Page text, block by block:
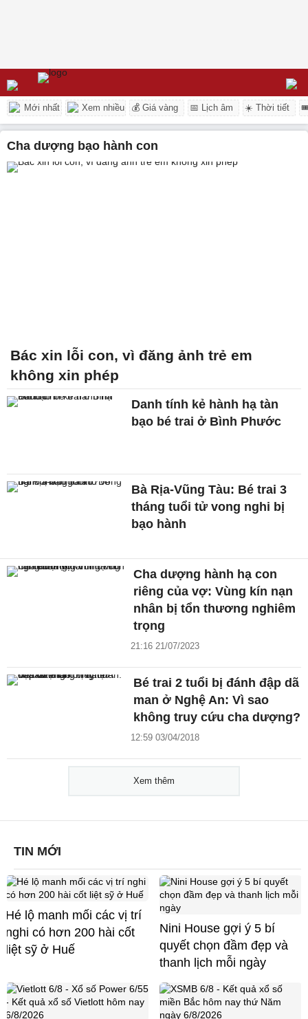
Mới nhất Xem nhiều 💰 Giá vàng 📅 Lịch âm ☀️ Thời tiết
cha dượng bạo hành con
Bác xin lỗi con, vì đăng ảnh trẻ em
không xin phép
Danh tính kẻ hành hạ tàn
bạo bé trai ở Bình Phước
Bà Rịa-Vũng Tàu: Bé trai 3
tháng tuổi tử vong nghi bị
bạo hành
Cha dượng hành hạ con
riêng của vợ: Vùng kín nạn
nhân bị tổn thương nghiêm
trọng
21:16 21/07/2023
Bé trai 2 tuổi bị đánh đập dã
man ở Nghệ An: Vì sao
không truy cứu cha dượng?
12:59 03/04/2018
Xem thêm
TIN MỚI
Hé lộ manh mối các vị trí
nghi có hơn 200 hài cốt
liệt sỹ ở Huế
Nini House gợi ý 5 bí
quyết chọn đầm đẹp và
thanh lịch mỗi ngày